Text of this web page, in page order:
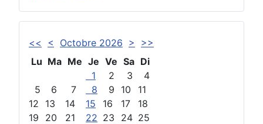
<< < Octobre 2026 >
>>
Lu Ma Me Je Ve Sa Di
1
2 3
4
5
6 7 8 9 10
11
12
13 14 15 16 17
18
19
20 21 22 23 24 25